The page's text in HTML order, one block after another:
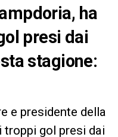
ha
presi dai
stagione:
e presidente della
troppi gol presi dai